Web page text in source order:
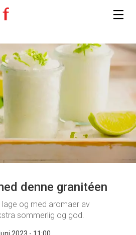
denne granitéen
lage og med aromaer av
sommerlig og god.